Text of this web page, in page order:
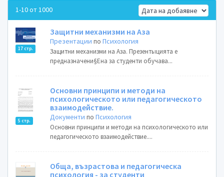
1-10 от 1000
17 стр.
Защитни механизми на Аза
Презентации поПсихология
Защитни механизми на Аза. Презентыцията е
предназначени§Ена за студенти обучава...
5 стр.
Основни принципи и методи на
психологическото или педагогическото
взаимодействие.
Документи поПсихология
Основни принципи и методи на психологическото или
педагогическото взаимодействие....
Обща, възрастова и педагогическа
психология - за студенти